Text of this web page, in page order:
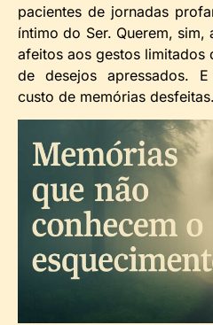
pacientes de jornadas
íntimo do Ser. Querem, sim,
afeitos aos gestos limitados
de desejos apressados.
custo de memórias desfeitas.